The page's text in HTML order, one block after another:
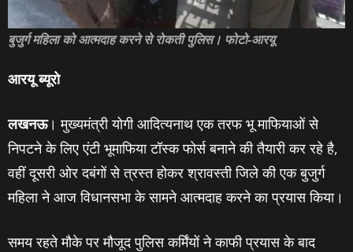
बुजुर्ग महिला को आत्मदाह करने से रोकती पुलिस। फोटो-आरयू
आरयू ब्‍यूरो
लखनऊ। मुख्‍यमंत्री योगी आदित्‍यनाथ एक तरफ भू माफियाओं से
निपटने के लिए एंटी भूमाफिया टॉस्‍क फोर्स बनाने की तैयारी कर रहे है,
वहीं दूसरी ओर दबंगों से त्रस्‍त होकर श्रावस्‍ती जिले की एक बुजुर्ग
महिला ने आज विधानसभा के सामने आत्‍मदाह करने का प्रयास किया।
समय रहते मौके पर मौजूद पुलिस कर्मिंयों ने काफी प्रयास के बाद